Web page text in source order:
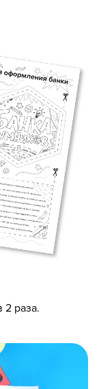
2 раза.